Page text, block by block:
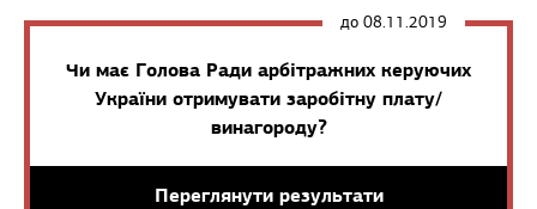
до 08.11.2019
Чи має Голова Ради арбітражних керуючих
України отримувати заробітну плату/
винагороду?
Переглянути результати